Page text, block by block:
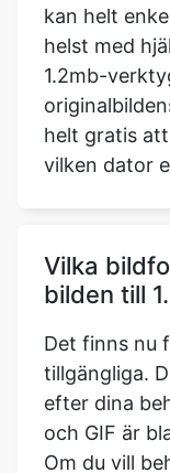
helt gratis
vilken dator
Vilka
Det finns nu
tillgängliga.
efter dina
och GIF är
Om du vill
väljer du
När du har
av sidan och